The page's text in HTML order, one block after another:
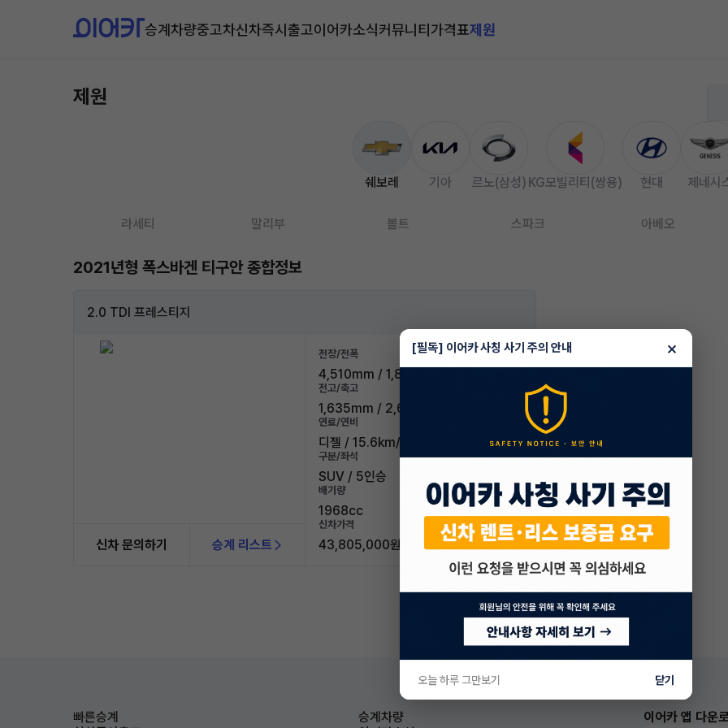
승계차량중고차신차즉시출고이어카소식커뮤니티가격표제원
제원
쉐보레 기아 르노(삼성) KG모빌리티(쌍용) 현대 제네시
라세티 말리부 볼트 스파크 아베오
2021년형 폭스바겐 티구안 종합정보
2.0 TDI 프레스티지
전장/전폭
4,510mm / 1,840mm
전고/축고
1,635mm / 2,636mm
연료/연비
디젤 / 15.6km/L (2등급)
구분/좌석
SUV / 5인승
배기량
1968cc
신차가격
43,805,000원
신차 문의하기 승계 리스트
빠른승계
승계차량
이어카 앱 다운
[필독] 이어카 사칭 사기 주의 안내 ×
오늘 하루 그만보기 닫기